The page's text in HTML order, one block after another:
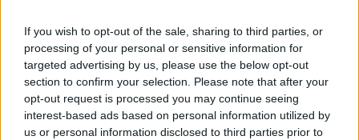
If you wish to opt-out of the sale, sharing to third parties, or
processing of your personal or sensitive information for
targeted advertising by us, please use the below opt-out
section to confirm your selection. Please note that after your
opt-out request is processed you may continue seeing
interest-based ads based on personal information utilized by
us or personal information disclosed to third parties prior to
Τελευταία τροποποίηση στις 13/05/2026 - 11:03
Πρόσθεσε τοHealthStat
στα αγαπημένα σου στη
Google